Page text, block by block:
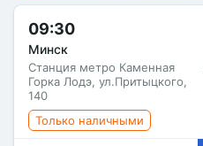
09:30
Минск
Станция метро Каменная
Горка Лодэ, ул.Притыцкого,
140
Только наличными